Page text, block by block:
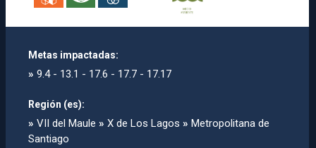
Metas impactadas:
» 9.4 - 13.1 - 17.6 - 17.7 - 17.17
Región (es):
» VII del Maule » X de Los Lagos » Metropolitana de
Santiago